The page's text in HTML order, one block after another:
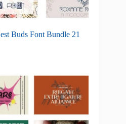
Buds Font Bundle 21